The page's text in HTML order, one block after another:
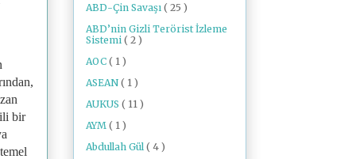
bir
ABD-Çin Savaşı ( 25 )
ABD’nin Gizli Terörist İzleme
Sistemi ( 2 )
AOC ( 1 )
ASEAN ( 1 )
AUKUS ( 11 )
AYM ( 1 )
Abdullah Gül ( 4 )